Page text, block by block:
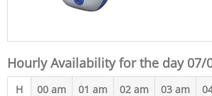
Hourly Availability for the day 07/
H 00 am 01 am 02 am 03 am